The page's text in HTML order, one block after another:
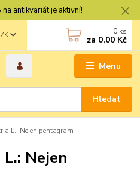
antikvariát je aktivní!
Menu
Hledat
0 ks
za 0,00 Kč
a L.: Nejen pentagram
Nejen